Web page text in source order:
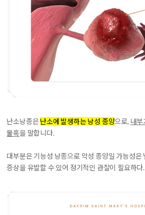
난소낭종은 난소에 발생하는 낭성 종양으로, 내부
물혹을 말합니다.
대부분은 기능성 낭종으로 악성 종양일 가능성은
증상을 유발할 수 있어 정기적인 관찰이 필요하다.